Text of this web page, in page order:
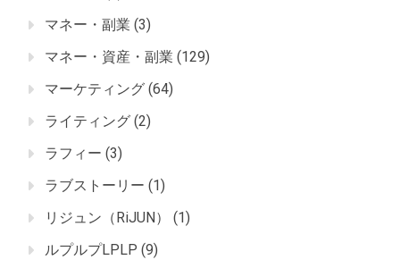
マネー・副業 (3)
マネー・資産・副業 (129)
マーケティング (64)
ライティング (2)
ラフィー (3)
ラブストーリー (1)
リジュン（RiJUN）
(1)
ルプルプLPLP (9)